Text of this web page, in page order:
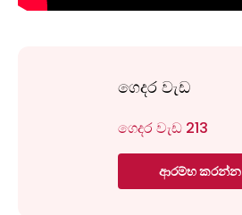
ගෙදර වැඩ
ගෙදර වැඩ 213
ආරම්භ කරන්න